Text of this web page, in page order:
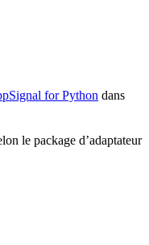
for Python dans
le package d’adaptateur